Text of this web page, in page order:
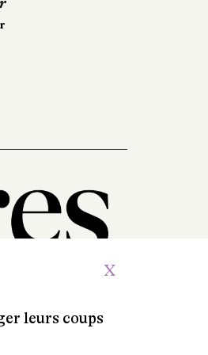
€
X
leurs coups